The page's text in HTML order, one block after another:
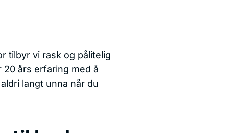
tilbyr vi rask og pålitelig
års erfaring med å
langt unna når du